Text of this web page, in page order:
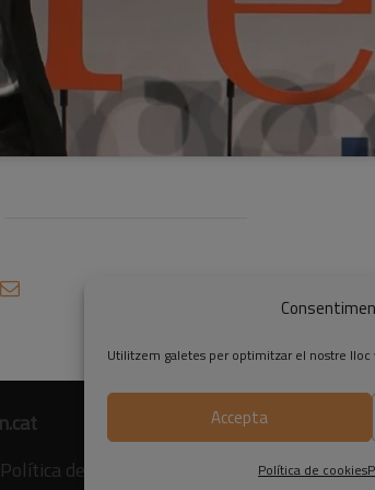
Utilitzem galetes per optimitzar el nostre lloc
Accepta
Política de cookies
Política de cookies